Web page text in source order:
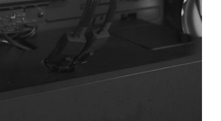
Kontakt & Öppettider